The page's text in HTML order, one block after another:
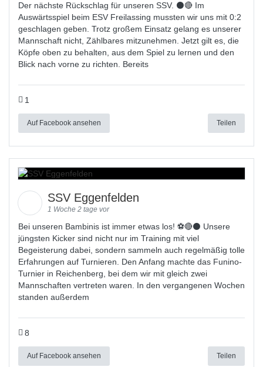
Der nächste Rückschlag für unseren SSV. ⚫🔴 Im
Auswärtsspiel beim ESV Freilassing mussten wir uns mit 0:2
geschlagen geben. Trotz großem Einsatz gelang es unserer
Mannschaft nicht, Zählbares mitzunehmen. Jetzt gilt es, die
Köpfe oben zu behalten, aus dem Spiel zu lernen und den
Blick nach vorne zu richten. Bereits
1
Auf Facebook ansehen Teilen
SSV Eggenfelden
1 Woche 2 tage vor
Bei unseren Bambinis ist immer etwas los! ⚽️🔴⚫ Unsere
jüngsten Kicker sind nicht nur im Training mit viel
Begeisterung dabei, sondern sammeln auch regelmäßig tolle
Erfahrungen auf Turnieren. Den Anfang machte das Funino-
Turnier in Reichenberg, bei dem wir mit gleich zwei
Mannschaften vertreten waren. In den vergangenen Wochen
standen außerdem
8
Auf Facebook ansehen Teilen